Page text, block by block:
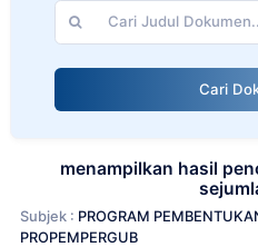
Cari
menampilkan hasil
Subjek : PROGRAM
PROPEMPERGUB